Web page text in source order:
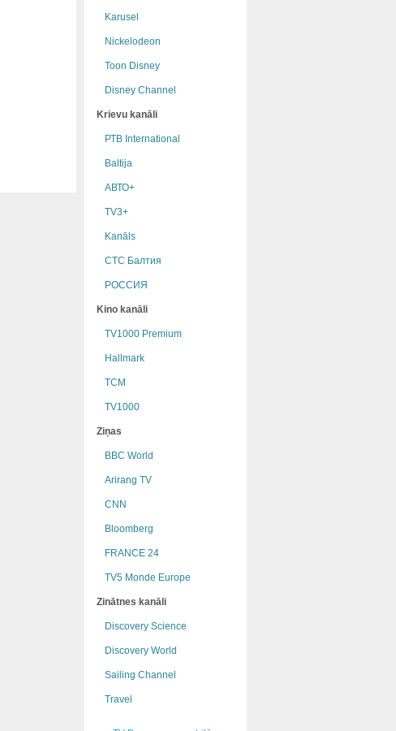
Karusel
Nickelodeon
Toon Disney
Disney Channel
Krievu kanāli
РТB International
Baltija
АВТО+
TV3+
Kanāls
СТС Балтия
РОССИЯ
Kino kanāli
TV1000 Premium
Hallmark
TCM
TV1000
Ziņas
BBC World
Arirang TV
CNN
Bloomberg
FRANCE 24
TV5 Monde Europe
Zinātnes kanāli
Discovery Science
Discovery World
Sailing Channel
Travel